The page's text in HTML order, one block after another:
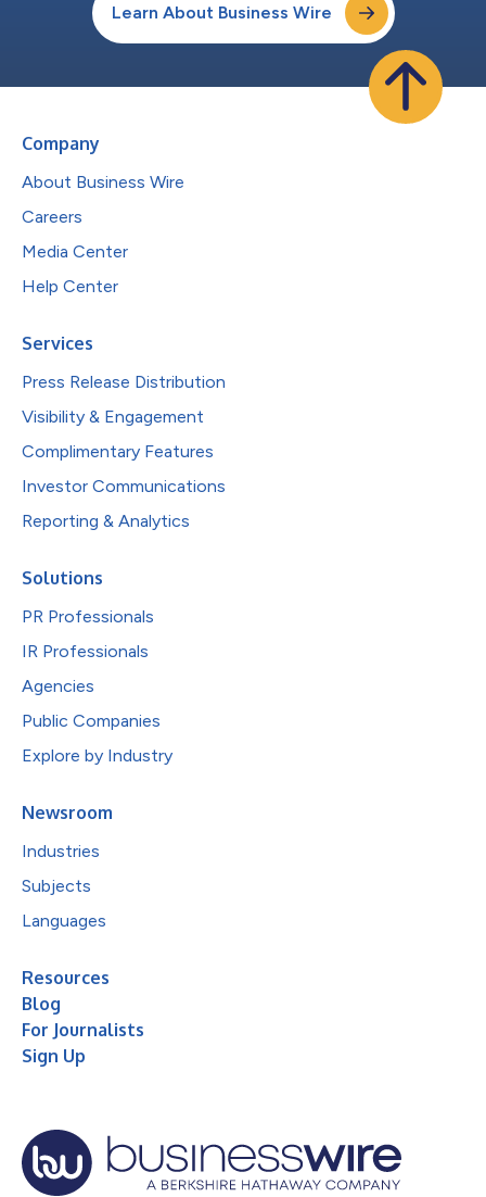
Learn About Business Wire
Company
About Business Wire
Careers
Media Center
Help Center
Services
Press Release Distribution
Visibility & Engagement
Complimentary Features
Investor Communications
Reporting & Analytics
Solutions
PR Professionals
IR Professionals
Agencies
Public Companies
Explore by Industry
Newsroom
Industries
Subjects
Languages
Resources
Blog
For Journalists
Sign Up